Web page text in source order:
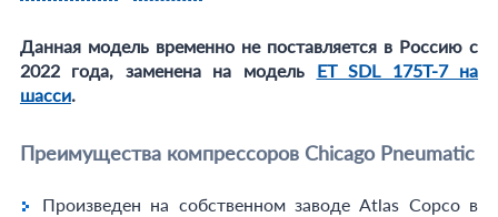
Данная модель временно не поставляется в Россию с
2022 года, заменена на модель ET SDL 175T-7 на
шасси.
Преимущества компрессоров Chicago Pneumatic
Произведен на собственном заводе Atlas Copco в